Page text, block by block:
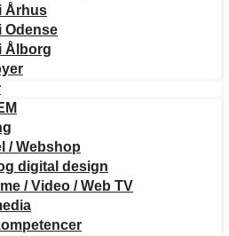
Århus
Odense
Ålborg
/ Webshop
digital design
/ Video / Web TV